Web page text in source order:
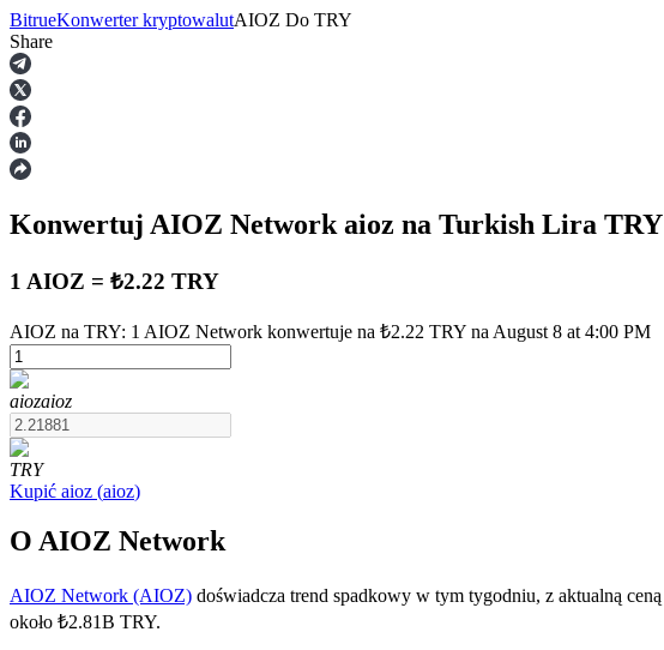
Kontrakty terminowe
Kontrakty futures wykorzystujące USDT jako zabezpieczenie
BitrueKonwerter kryptowalutAIOZ Do TRY
Share
Konwertuj AIOZ Network aioz na Turkish Lira TRY
1 AIOZ = ₺2.22 TRY
AIOZ na TRY: 1 AIOZ Network konwertuje na ₺2.22 TRY na August 8 at 4:00 PM
aiozaioz
TRY
Kupić aioz (aioz)
O AIOZ Network
AIOZ Network (AIOZ) doświadcza trend spadkowy w tym tygodniu, z aktualną ceną
około ₺2.81B TRY.